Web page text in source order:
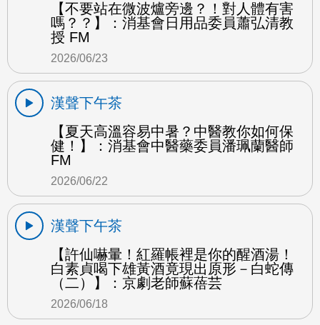
【不要站在微波爐旁邊？！對人體有害
嗎？？】：消基會日用品委員蕭弘清教
授 FM
2026/06/23
漢聲下午茶
【夏天高溫容易中暑？中醫教你如何保
健！】：消基會中醫藥委員潘珮蘭醫師
FM
2026/06/22
漢聲下午茶
【許仙嚇暈！紅羅帳裡是你的醒酒湯！
白素貞喝下雄黃酒竟現出原形－白蛇傳
（二）】：京劇老師蘇蓓芸
2026/06/18